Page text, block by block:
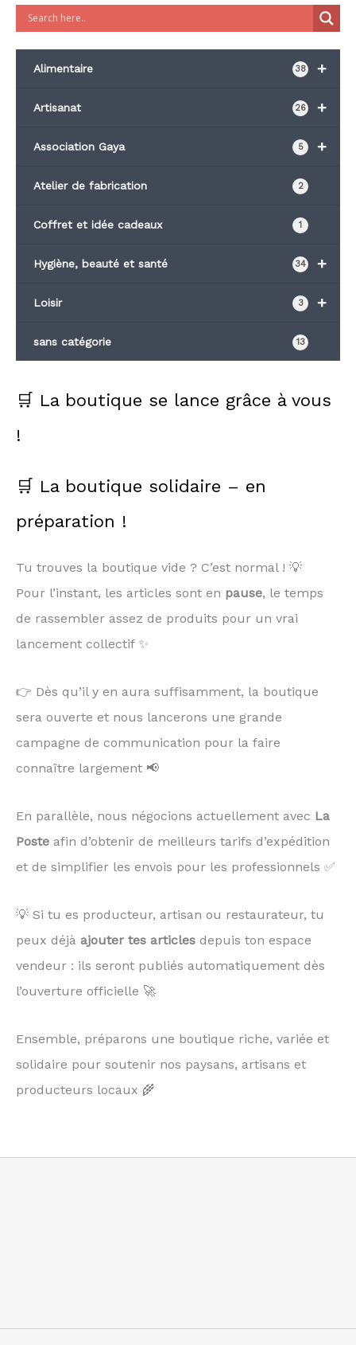
+
Alimentaire 38
+
Artisanat 26
+
Association Gaya 5
Atelier de fabrication 2
Coffret et idée cadeaux 1
+
Hygiène, beauté et santé 34
+
Loisir 3
sans catégorie 13
🛒 La boutique se lance grâce à vous
!
🛒 La boutique solidaire – en
préparation !
Tu trouves la boutique vide ? C’est normal ! 💡
Pour l’instant, les articles sont en pause, le temps
de rassembler assez de produits pour un vrai
lancement collectif ✨
👉 Dès qu’il y en aura suffisamment, la boutique
sera ouverte et nous lancerons une grande
campagne de communication pour la faire
connaître largement 📢
En parallèle, nous négocions actuellement avec La
Poste afin d’obtenir de meilleurs tarifs d’expédition
et de simplifier les envois pour les professionnels ✅
💡 Si tu es producteur, artisan ou restaurateur, tu
peux déjà ajouter tes articles depuis ton espace
vendeur : ils seront publiés automatiquement dès
l’ouverture officielle 🚀
Ensemble, préparons une boutique riche, variée et
solidaire pour soutenir nos paysans, artisans et
producteurs locaux 🌾